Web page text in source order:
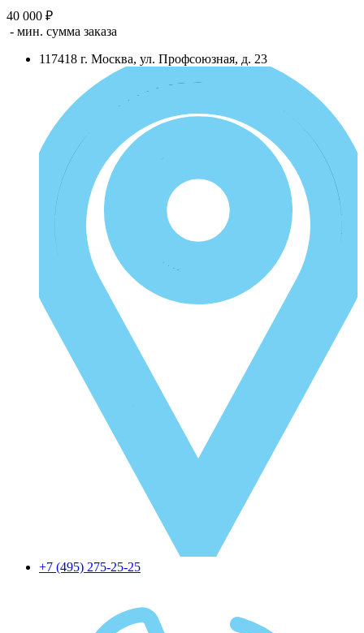
40 000 ₽
- мин. сумма заказа
117418 г. Москва, ул. Профсоюзная, д. 23
+7 (495) 275-25-25